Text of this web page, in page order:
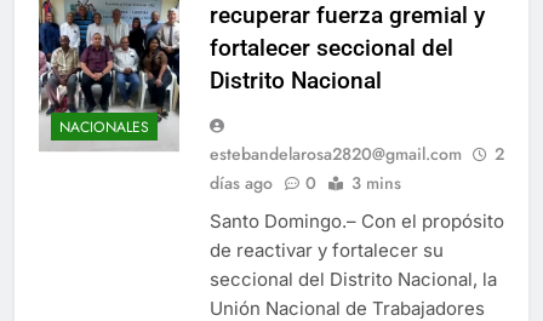
NACIONALES
recuperar fuerza gremial y
fortalecer seccional del
Distrito Nacional
estebandelarosa2820@gmail.com
2
días ago
0 3 mins
Santo Domingo.– Con el propósito
de reactivar y fortalecer su
seccional del Distrito Nacional, la
Unión Nacional de Trabajadores